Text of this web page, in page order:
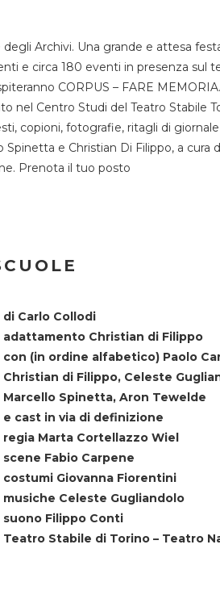
Archivi. Una grande e attesa
e circa 180 eventi in presenza sul
CORPUS – FARE
nel Centro Studi del Teatro Stabile
copioni, fotografie, ritagli di
e Christian Di Filippo, a cura
Prenota il tuo posto
di Carlo Collodi
adattamento Christian di Filippo
con (in ordine alfabetico) Paolo
Christian di Filippo, Celeste
Marcello Spinetta, Aron Tewelde
e cast in via di definizione
regia Marta Cortellazzo Wiel
scene Fabio Carpene
costumi Giovanna Fiorentini
musiche Celeste Gugliandolo
suono Filippo Conti
Teatro Stabile di Torino – Teatro